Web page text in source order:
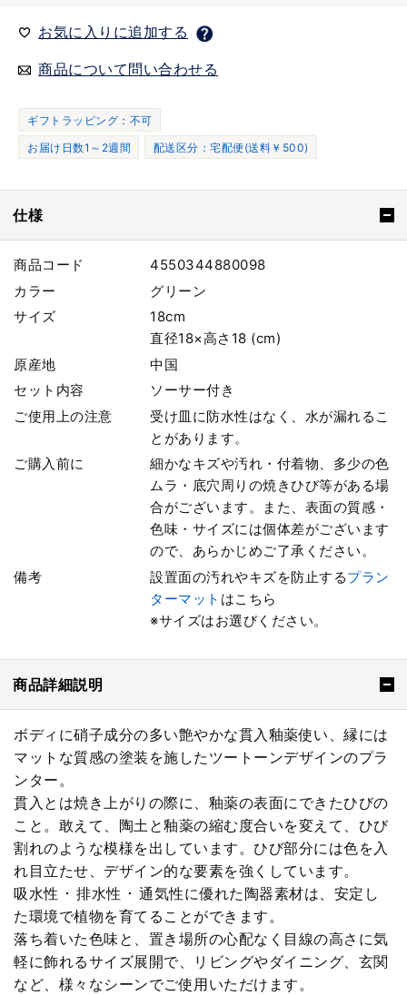
お気に入りに追加する
商品について問い合わせる
ギフトラッピング：不可
お届け日数1～2週間
配送区分：宅配便(送料￥500)
仕様
商品コード
4550344880098
カラー
グリーン
サイズ
18cm
直径18×高さ18 (cm)
原産地
中国
セット内容
ソーサー付き
ご使用上の注意
受け皿に防水性はなく、水が漏れるこ
とがあります。
ご購入前に
細かなキズや汚れ・付着物、多少の色
ムラ・底穴周りの焼きひび等がある場
合がございます。また、表面の質感・
色味・サイズには個体差がございます
ので、あらかじめご了承ください。
備考
設置面の汚れやキズを防止するプラン
ターマット はこちら
※サイズはお選びください。
商品詳細説明
ボディに硝子成分の多い艶やかな貫入釉薬使い、縁には
マットな質感の塗装を施したツートーンデザインのプラ
ンター。
貫入とは焼き上がりの際に、釉薬の表面にできたひびの
こと。敢えて、陶土と釉薬の縮む度合いを変えて、ひび
割れのような模様を出しています。ひび部分には色を入
れ目立たせ、デザイン的な要素を強くしています。
吸水性 ･ 排水性 ･ 通気性に優れた陶器素材は、安定し
た環境で植物を育てることができます。
落ち着いた色味と、置き場所の心配なく目線の高さに気
軽に飾れるサイズ展開で、リビングやダイニング、玄関
など、様々なシーンでご使用いただけます。